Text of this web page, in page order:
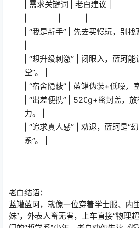
| 需求关键词 | 老白建议 |
| ———- | ——– |
| “我是新手” | 先去买慢玩，别找
| “想升级刺激” | 闭眼入，蓝珂
堂”。 |
| “宿舍隐蔽” | 蓝罐伪装+低噪，
| “出差便携” | 520g+密封盖，
力。 |
| “追求真人感” | 劝退，蓝珂是“
系”。 |
老白结语：
蓝罐蓝珂，就像一位穿着学士服、内
妹”，外表人畜无害，上车直接“物理